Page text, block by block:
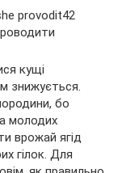
кущі
знижується.
бо
молодих
врожай ягід
гілок. Для